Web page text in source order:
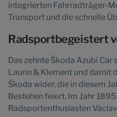
integrierten Fahrradträger-
Transport und die schnelle
Radsportbegeistert
Das zehnte Škoda Azubi Car
Laurin & Klement und damit
Škoda wider, die in diesem
Bestehen feiert. Im Jahr
Radsportenthusiasten